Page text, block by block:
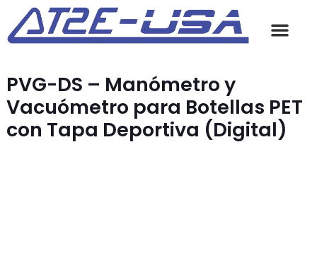
PVG-DS – Manómetro y
Vacuómetro para Botellas PET
con Tapa Deportiva (Digital)